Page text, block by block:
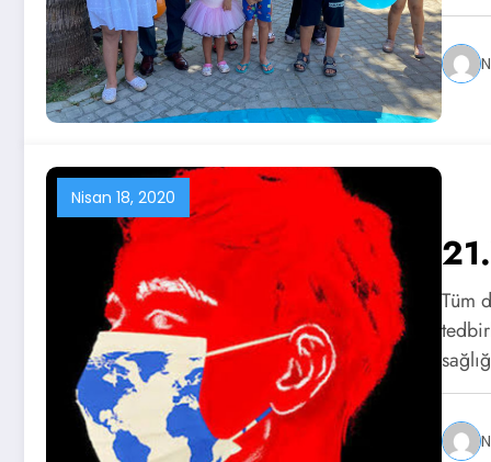
Nisan 18, 2020
Tüm